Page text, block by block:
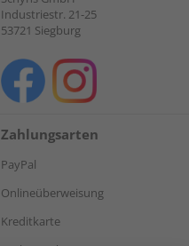
Industriestr. 21-25
53721 Siegburg
Zahlungsarten
PayPal
Onlineüberweisung
Kreditkarte